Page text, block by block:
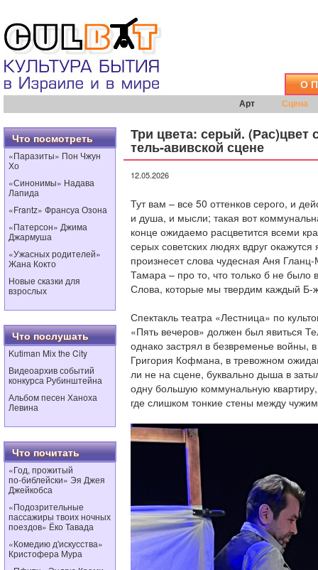
О
Арт Сцена
Что посмотреть
«Паразиты» Пон Чжун
Хо
«Синонимы» Надава
Лапида
«Frantz» Франсуа Озона
«Патерсон» Джима
Джармуша
«Ужасных родителей»
Жана Кокто
Новые сказки для
взрослых
Что послушать
Kutiman Mix the City
Видеоархив событий
конкурса Рубинштейна
Альбом песен Ханоха
Левина
Что почитать
«Год, прожитый
по‑библейски» Эя Джея
Джейкобса
«Подозрительные
пассажиры твоих ночных
поездов» Ёко Тавада
«Комедию д'искусства»
Кристофера Мура
Три цвета: серый. (Рас)цвет
тель-авивской сцене
12.05.2026
Тут вам – все 50 оттенков серого, и
и душа, и мысли; такая вот
конце ожидаемо расцветится всеми
серых советских людях вдруг
произнесет слова чудесная Аня
Тамара – про то, что только б не было
Слова, которые мы твердим каждый Б-
Спектакль театра «Лестница» по
«Пять вечеров» должен был явиться
однако застрял в безвременье войны,
Григория Кофмана, в тревожном
ли не на сцене, буквально дыша в
одну большую коммунальную
где слишком тонкие стены между